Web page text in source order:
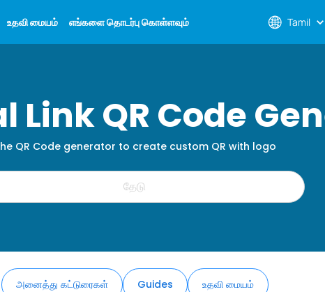
உதவி மையம் எங்களை தொடர்பு கொள்ளவும் Tamil
Link QR Code
QR Code generator to create custom QR with logo
அனைத்து கட்டுரைகள் Guides உதவி மையம்